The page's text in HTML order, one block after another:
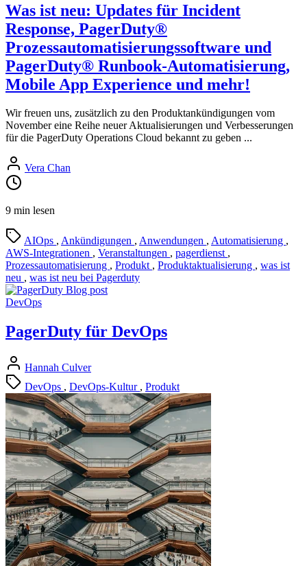
Was ist neu: Updates für Incident
Response, PagerDuty®
Prozessautomatisierungssoftware und
PagerDuty® Runbook-Automatisierung,
Mobile App Experience und mehr!
Wir freuen uns, zusätzlich zu den Produktankündigungen vom
November eine Reihe neuer Aktualisierungen und Verbesserungen
für die PagerDuty Operations Cloud bekannt zu geben ...
Vera Chan
9 min lesen
AIOps , Ankündigungen , Anwendungen , Automatisierung ,
AWS-Integrationen , Veranstaltungen , pagerdienst ,
Prozessautomatisierung , Produkt , Produktaktualisierung , was ist
neu , was ist neu bei Pagerduty
DevOps
PagerDuty für DevOps
Hannah Culver
DevOps , DevOps-Kultur , Produkt